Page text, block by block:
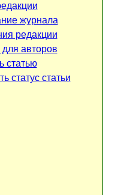
журнала
редакции
авторов
статью
статус статьи